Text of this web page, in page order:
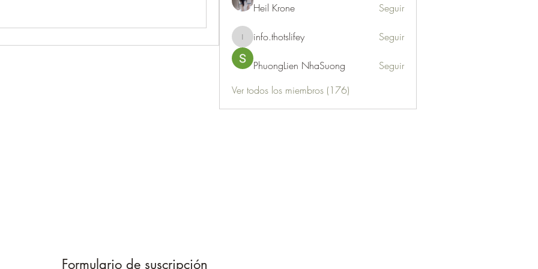
Heil Krone Seguir
info.thotslifey
info.thotslifey Seguir
PhuongLien NhaSuong
Seguir
Ver todos los miembros (176)
Formulario de suscripción